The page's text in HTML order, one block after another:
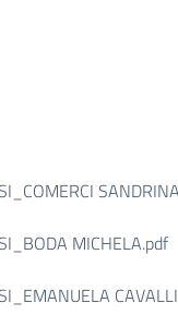
MICHELA.pdf